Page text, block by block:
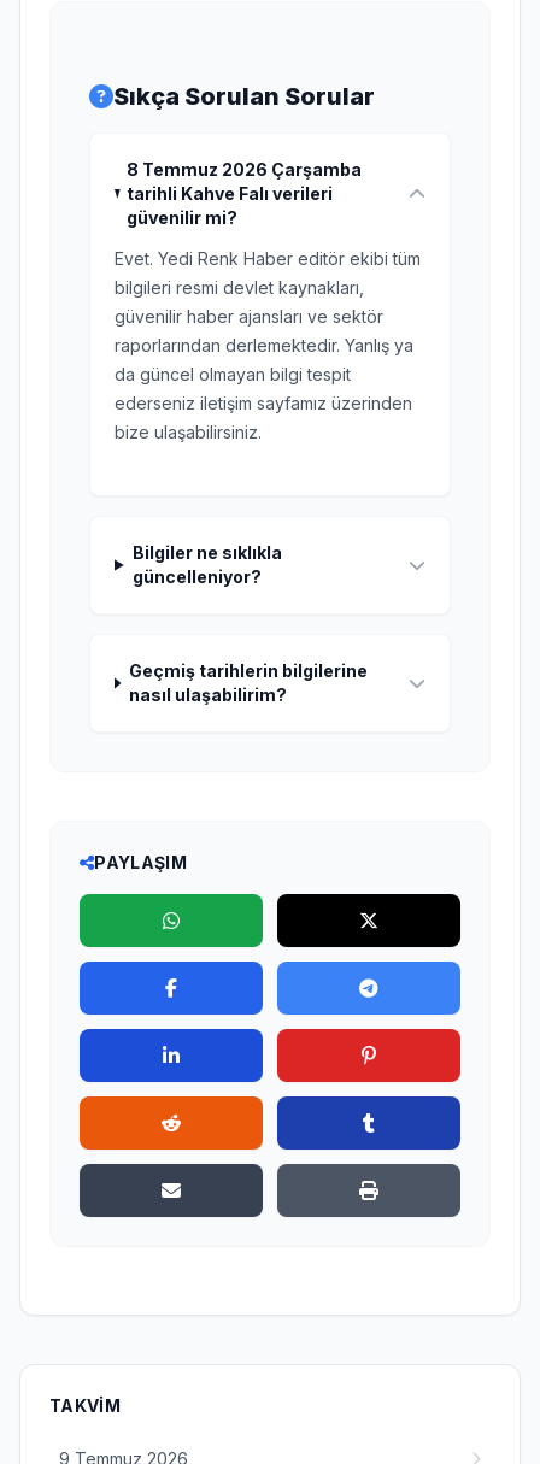
Sıkça Sorulan Sorular
8 Temmuz 2026 Çarşamba
tarihli Kahve Falı verileri
güvenilir mi?
Evet. Yedi Renk Haber editör ekibi tüm
bilgileri resmi devlet kaynakları,
güvenilir haber ajansları ve sektör
raporlarından derlemektedir. Yanlış ya
da güncel olmayan bilgi tespit
ederseniz iletişim sayfamız üzerinden
bize ulaşabilirsiniz.
Bilgiler ne sıklıkla
güncelleniyor?
Geçmiş tarihlerin bilgilerine
nasıl ulaşabilirim?
PAYLAŞIM
TAKVIM
9 Temmuz 2026